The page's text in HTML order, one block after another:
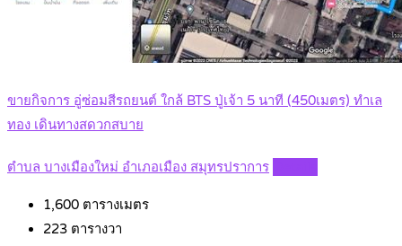
ขายกิจการ อู่ซ่อมสีรถยนต์ ใกล้ BTS ปู่เจ้า 5 นาที (450เมตร) ทำเล
ทอง เดินทางสดวกสบาย
ตำบล บางเมืองใหม่ อำเภอเมือง สมุทรปราการ
1,600 ตารางเมตร
223 ตารางวา